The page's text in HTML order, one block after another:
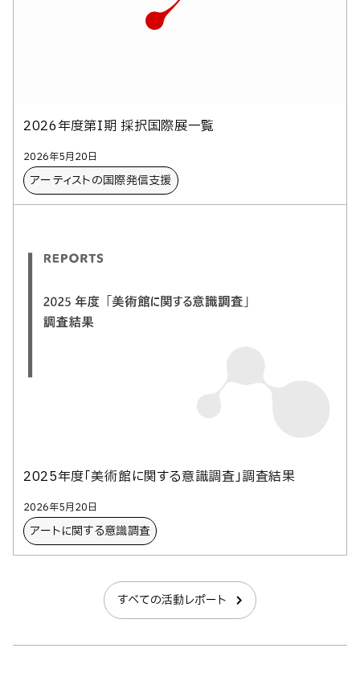
2026年度第I期 採択国際展一覧
2026年5月20日
アーティストの​国際発信支援
2025年度「美術館に関する意識調査」調査結果
2026年5月20日
アートに​関する​意識調査
すべての活動レポート